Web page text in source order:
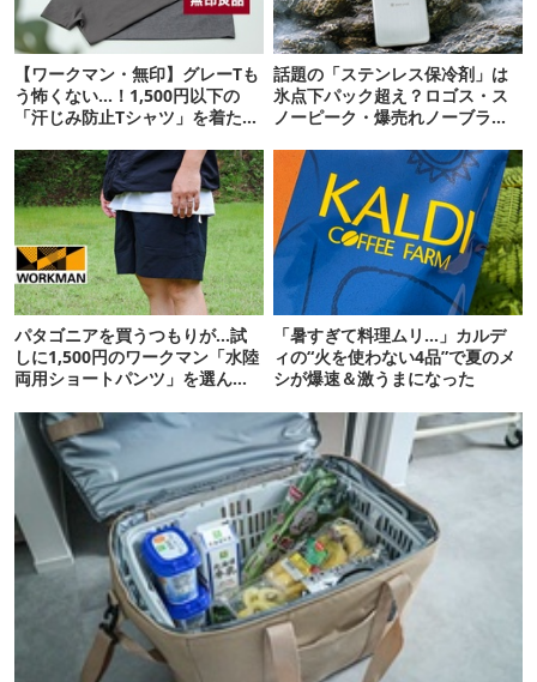
【ワークマン・無印】グレーTも
う怖くない…！1,500円以下の
「汗じみ防止Tシャツ」を着たら
話題の「ステンレス保冷剤」は
氷点下パック超え？ロゴス・ス
ノーピーク・爆売れノーブラン
パタゴニアを買うつもりが…試
しに1,500円のワークマン「水陸
両用ショートパンツ」を選んだ
「暑すぎて料理ムリ…」カルデ
ィの“火を使わない4品”で夏のメ
シが爆速＆激うまになった